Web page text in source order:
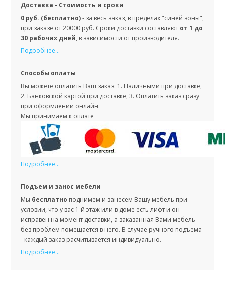
Доставка - Стоимость и сроки
0 руб. (бесплатно)- за весь заказ, в пределах "синей зоны",
при заказе от 20000 руб. Сроки доставки составляют от 1 до
30 рабочих дней, в зависимости от производителя.
Подробнее...
Способы оплаты
Вы можете оплатить Ваш заказ: 1. Наличными при доставке,
2. Банковской картой при доставке, 3. Оплатить заказ сразу
при оформлении онлайн.
Мы принимаем к оплате
Подробнее...
Подъем и занос мебели
Мы бесплатно поднимем и занесем Вашу мебель при
условии, что у вас 1-й этаж или в доме есть лифт и он
исправен на момент доставки, а заказанная Вами мебель
без проблем помещается в него. В случае ручного подъема
- каждый заказ расчитывается индивидуально.
Подробнее...